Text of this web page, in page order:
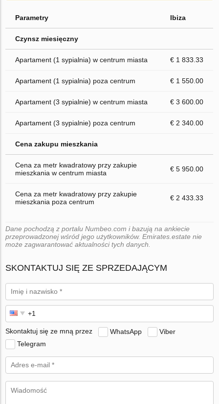
Parametry Ibiza
Czynsz miesięczny
Apartament (1 sypialnia) w centrum miasta € 1 833.33
Apartament (1 sypialnia) poza centrum € 1 550.00
Apartament (3 sypialnie) w centrum miasta € 3 600.00
Apartament (3 sypialnie) poza centrum € 2 340.00
Cena zakupu mieszkania
Cena za metr kwadratowy przy zakupie
mieszkania w centrum miasta
€ 5 950.00
Cena za metr kwadratowy przy zakupie
mieszkania poza centrum
€ 2 433.33
Dane pochodzą z portalu Numbeo.com i bazują na ankiecie
przeprowadzonej wśród jego użytkowników. Emirates.estate nie
może zagwarantować aktualności tych danych.
SKONTAKTUJ SIĘ ZE SPRZEDAJĄCYM
Skontaktuj się ze mną przez WhatsApp
Viber
Telegram